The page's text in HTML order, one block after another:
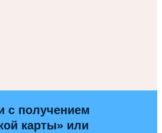
с получением
карты» или